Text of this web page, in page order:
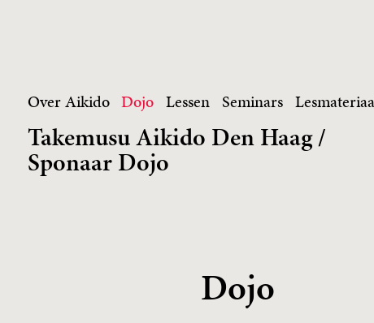
Over Aikido Dojo Lessen Seminars
Takemusu Aikido Den Haag /
Sponaar Dojo
Dojo